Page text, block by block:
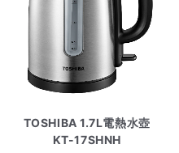
TOSHIBA 1.7L電熱水壺
KT-17SHNH